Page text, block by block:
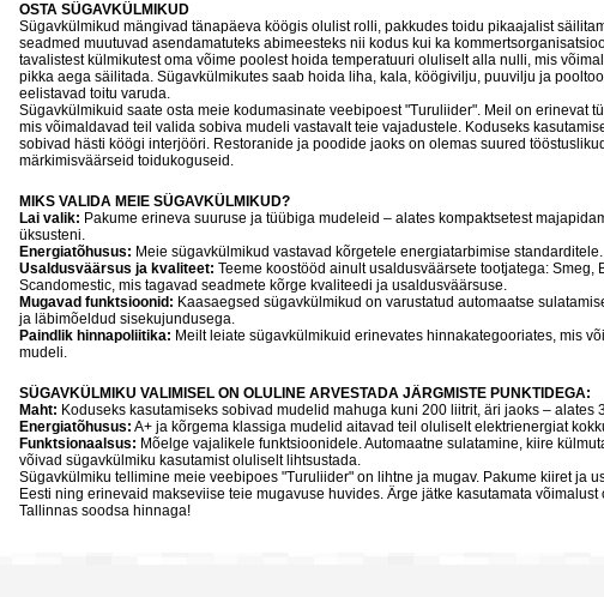
OSTA SÜGAVKÜLMIKUD
Sügavkülmikud mängivad tänapäeva köögis olulist rolli, pakkudes toidu pikaajalist
seadmed muutuvad asendamatuteks abimeesteks nii kodus kui ka
tavalistest külmikutest oma võime poolest hoida temperatuuri oluliselt alla nulli, mis
pikka aega säilitada. Sügavkülmikutes saab hoida liha, kala, köögivilju, puuvilju ja
eelistavad toitu varuda.
Sügavkülmikuid saate osta meie kodumasinate veebipoest "Turuliider". Meil on erinevat
mis võimaldavad teil valida sobiva mudeli vastavalt teie vajadustele. Koduseks
sobivad hästi köögi interjööri. Restoranide ja poodide jaoks on olemas suured
märkimisväärseid toidukoguseid.
MIKS VALIDA MEIE SÜGAVKÜLMIKUD?
Lai valik: Pakume erineva suuruse ja tüübiga mudeleid – alates kompaktsetest
üksusteni.
Energiatõhusus: Meie sügavkülmikud vastavad kõrgetele energiatarbimise standarditele.
Usaldusväärsus ja kvaliteet: Teeme koostööd ainult usaldusväärsete tootjatega: Smeg,
Scandomestic, mis tagavad seadmete kõrge kvaliteedi ja usaldusväärsuse.
Mugavad funktsioonid: Kaasaegsed sügavkülmikud on varustatud automaatse
ja läbimõeldud sisekujundusega.
Paindlik hinnapoliitika: Meilt leiate sügavkülmikuid erinevates hinnakategooriates, mis
mudeli.
SÜGAVKÜLMIKU VALIMISEL ON OLULINE ARVESTADA JÄRGMISTE PUNKTIDEGA:
Maht: Koduseks kasutamiseks sobivad mudelid mahuga kuni 200 liitrit, äri jaoks – alates
Energiatõhusus: A+ ja kõrgema klassiga mudelid aitavad teil oluliselt elektrienergiat
Funktsionaalsus: Mõelge vajalikele funktsioonidele. Automaatne sulatamine, kiire
võivad sügavkülmiku kasutamist oluliselt lihtsustada.
Sügavkülmiku tellimine meie veebipoes "Turuliider" on lihtne ja mugav. Pakume kiiret ja
Eesti ning erinevaid makseviise teie mugavuse huvides. Ärge jätke kasutamata
Tallinnas soodsa hinnaga!